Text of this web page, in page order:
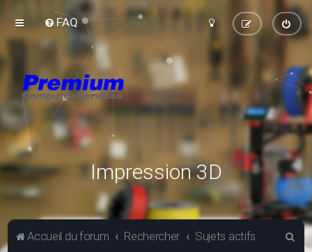
FAQ
Impression 3D
Accueil du forum Rechercher Sujets actifs